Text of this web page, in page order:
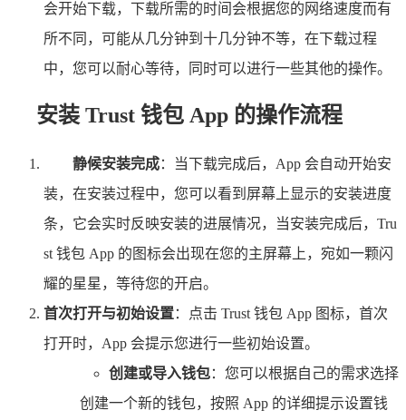
会开始下载，下载所需的时间会根据您的网络速度而有
所不同，可能从几分钟到十几分钟不等，在下载过程
中，您可以耐心等待，同时可以进行一些其他的操作。
安装 Trust 钱包 App 的操作流程
静候安装完成：当下载完成后，App 会自动开始安
装，在安装过程中，您可以看到屏幕上显示的安装进度
条，它会实时反映安装的进展情况，当安装完成后，Tru
st 钱包 App 的图标会出现在您的主屏幕上，宛如一颗闪
耀的星星，等待您的开启。
首次打开与初始设置：点击 Trust 钱包 App 图标，首次
打开时，App 会提示您进行一些初始设置。
创建或导入钱包：您可以根据自己的需求选择
创建一个新的钱包，按照 App 的详细提示设置钱